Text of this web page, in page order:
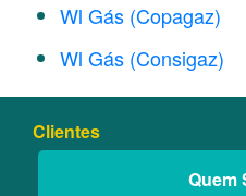
Wl Gás (Copagaz)
Wl Gás (Consigaz)
Clientes
Quem